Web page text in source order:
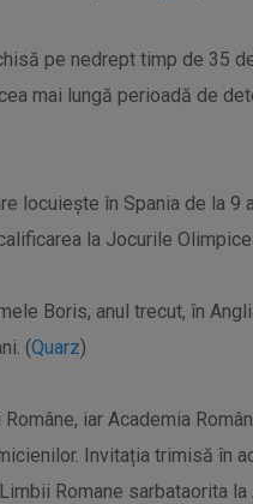
pe nedrept timp de 35
mai lungă perioadă de
locuieşte în Spania de la
la Jocurile
Boris, anul trecut, în
(Quarz)
iar Academia
Invitația trimisă în
Romane sarbataorita la